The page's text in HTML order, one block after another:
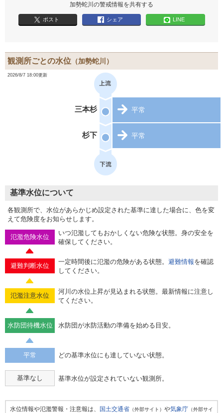
加勢蛇川の警戒情報を共有する
ポスト シェア LINE
観測所ごとの水位 （加勢蛇川）
2026/8/7 18:00更新
三本杉 平常
杉下 平常
基準水位について
各観測所で、水位があらかじめ設定された基準に達した場合に、色を変
えて危険度をお知らせします。
氾濫危険水位
いつ氾濫してもおかしくない危険な状態。身の安全を
確保してください。
避難判断水位
一定時間後に氾濫の危険がある状態。 避難情報を確認
してください。
氾濫注意水位
河川の水位上昇が見込まれる状態。最新情報に注意し
てください。
水防団待機水位 水防団が水防活動の準備を始める目安。
平常 どの基準水位にも達していない状態。
基準なし 基準水位が設定されていない観測所。
水位情報や氾濫警報・注意報は、 国土交通省 （外部サイト） や気象庁 （外部サイ